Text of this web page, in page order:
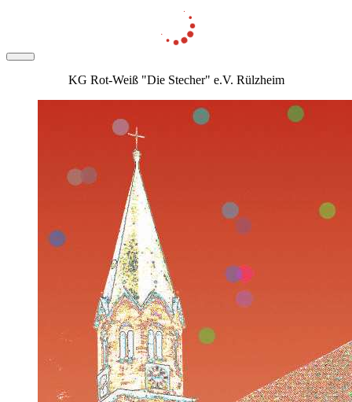
KG Rot-Weiß "Die Stecher" e.V. Rülzheim